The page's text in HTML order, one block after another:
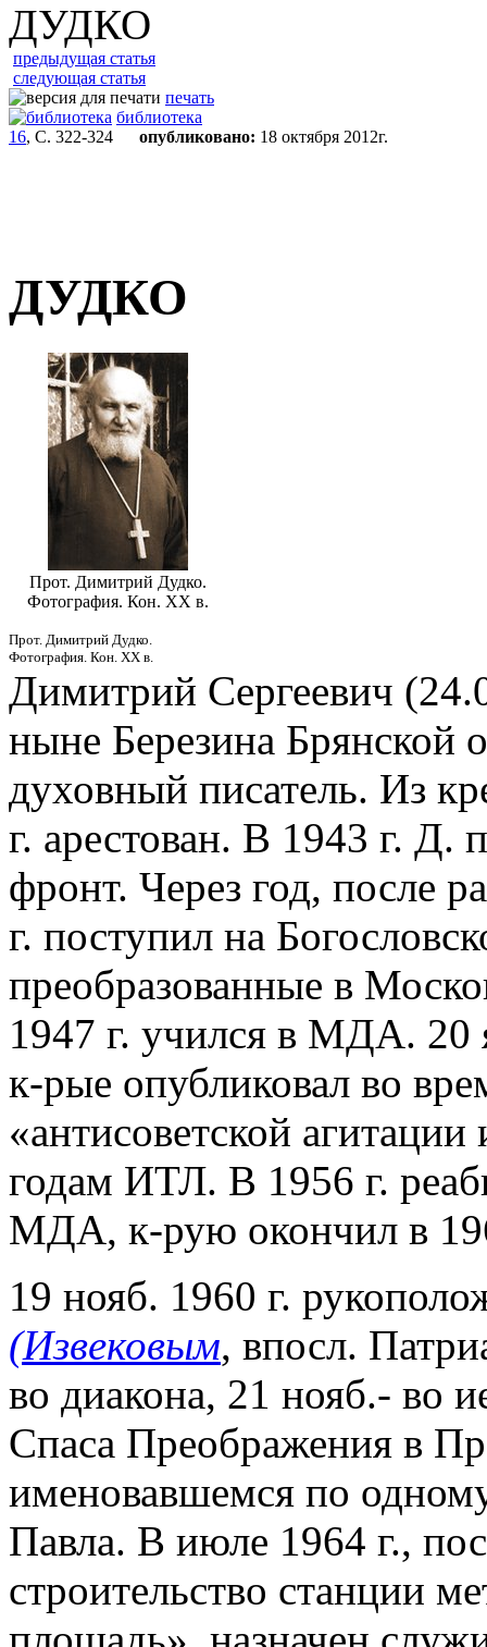
ДУДКО
предыдущая статья
следующая статья
печать
библиотека
16, С. 322-324 опубликовано: 18 октября 2012г.
ДУДКО
Прот. Димитрий Дудко.
Фотография. Кон. ХХ в.
Прот. Димитрий Дудко.
Фотография. Кон. ХХ в.
Димитрий Сергеевич
ныне Березина Брянской
духовный писатель. Из
г. арестован. В 1943 г. Д.
фронт. Через год, после
г. поступил на
преобразованные в
1947 г. учился в МДА. 20
к-рые опубликовал во
«антисоветской
годам ИТЛ. В 1956 г.
МДА, к-рую окончил в
19 нояб. 1960 г.
(Извековым, впосл.
во диакона, 21 нояб.- во
Спаса Преображения в
именовавшемся по
Павла. В июле 1964 г.,
строительство станции